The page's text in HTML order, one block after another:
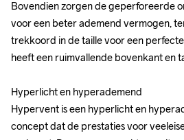
Bovendien zorgen de geperforeerde
voor een beter ademend vermogen,
trekkoord in de taille voor een
heeft een ruimvallende bovenkant en
Hyperlicht en hyperademend
Hypervent is een hyperlicht en
concept dat de prestaties voor
Bovendien zorgen de geperforeerde
voor een beter ademend vermogen,
trekkoord in de taille voor een
heeft een ruimvallende bovenkant en
Hyperlicht en hyperademend
Hypervent is een hyperlicht en
concept dat de prestaties voor